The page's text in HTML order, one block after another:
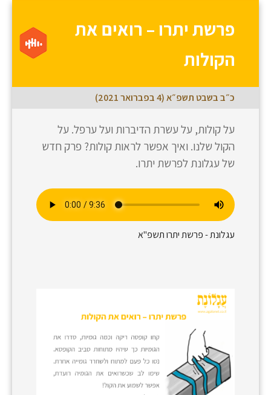
פרשת יתרו – רואים את
הקולות
כ״ב בשבט תשפ״א (4 בפברואר 2021)
על קולות, על עשרת הדיברות ועל ערפל. על
הקול שלנו. ואיך אפשר לראות קולות? פרק חדש
של עגלונת לפרשת יתרו.
עגלונת - פרשת יתרו תשפ"א